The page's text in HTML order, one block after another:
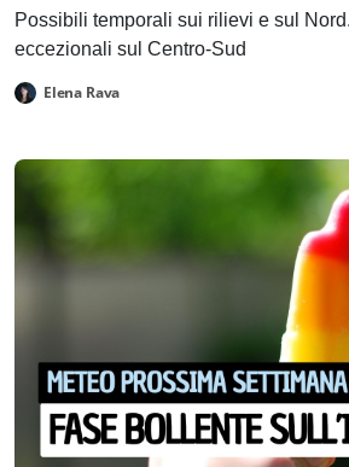
Possibili temporali sui rilievi e sul
eccezionali sul Centro-Sud
Elena Rava